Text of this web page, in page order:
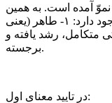
آمده است. به همین
خاطر در معنای نفس زکیه دو احتمال وجود دارد: ۱- طاهر (یعنی
نشده) ۲- شخصیتی متکامل، رشد یافته و
برجسته.
در تایید معنای اول: